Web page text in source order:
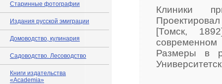
Старинные фотографии
Издания русской эмиграции
Домоводство, кулинария
Садоводство. Лесоводство
Книги издательства
«Academia»
Клиники
[Томск,
Размеры в